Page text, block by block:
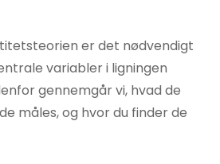
er det nødvendigt
variabler i ligningen
gennemgår vi, hvad de
måles, og hvor du finder de